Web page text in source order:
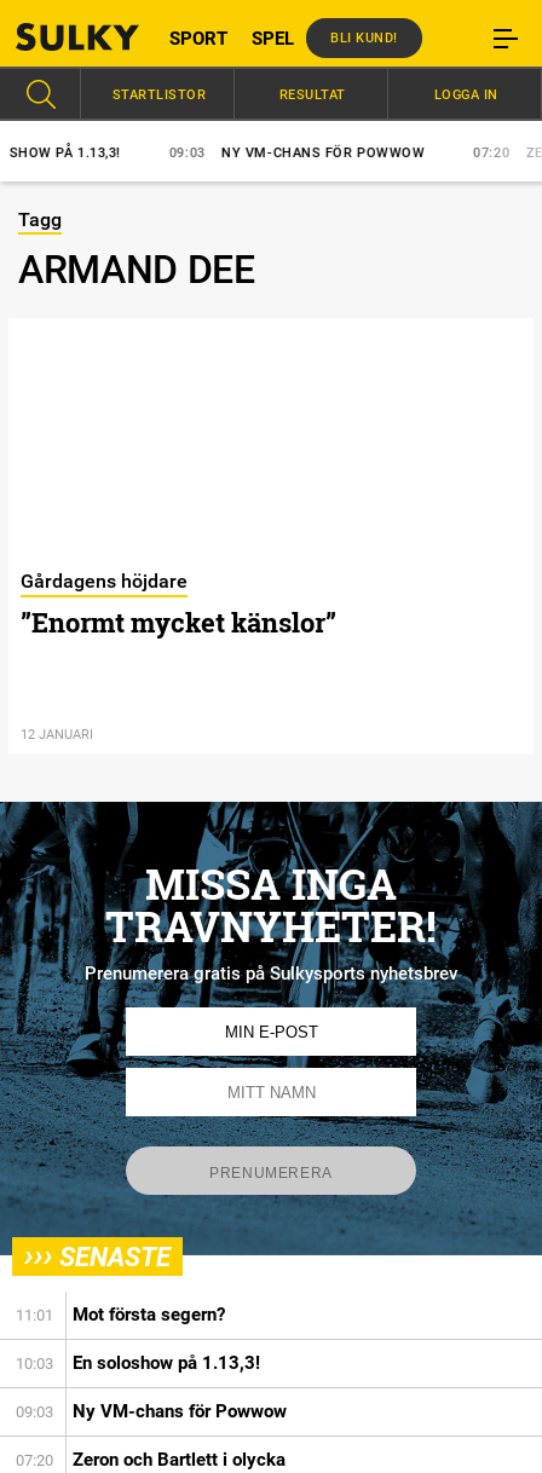
SPORT SPEL BLI KUND!
PÅ 1.13,3! 09:03 NY VM-CHANS FÖR POWWOW 07:20
STARTLISTOR RESULTAT LOGGA IN
Tagg
ARMAND DEE
Gårdagens höjdare
”Enormt mycket känslor”
12 JANUARI
MISSA INGA
TRAVNYHETER!
Prenumerera gratis på Sulkysports nyhetsbrev
››› SENASTE
11:01 Mot första segern?
10:03 En soloshow på 1.13,3!
09:03 Ny VM-chans för Powwow
07:20 Zeron och Bartlett i olycka